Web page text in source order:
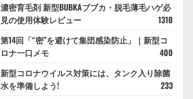
濃密育毛剤 新型BUBKAブブカ・脱毛薄毛ハゲ必
見の使用体験レビュー
1310
第14回「“密”を避けて集団感染防止」｜新型コ
ロナ一口メモ
400
新型コロナウイルス対策には、タンク入り除菌
水を準備しよう!
233